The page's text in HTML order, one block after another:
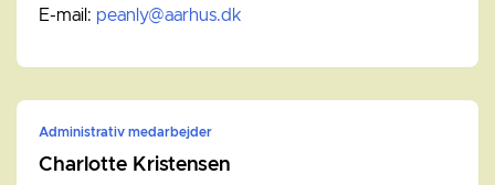
E-mail: peanly@aarhus.dk
Administrativ medarbejder
Charlotte Kristensen